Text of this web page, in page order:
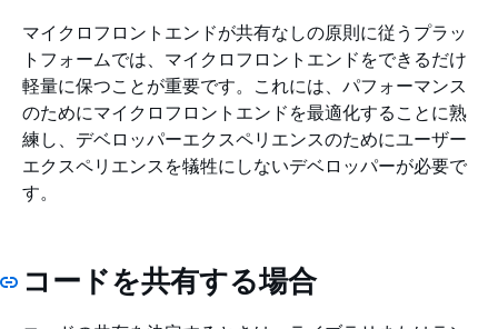
マイクロフロントエンドが共有なしの原則に従うプラッ
トフォームでは、マイクロフロントエンドをできるだけ
軽量に保つことが重要です。これには、パフォーマンス
のためにマイクロフロントエンドを最適化することに熟
練し、デベロッパーエクスペリエンスのためにユーザー
エクスペリエンスを犠牲にしないデベロッパーが必要で
す。
コードを共有する場合